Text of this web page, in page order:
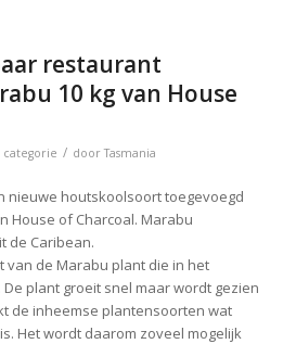
restaurant
10 kg van House
categorie / doorTasmania
nieuwe houtskoolsoort toegevoegd
House of Charcoal. Marabu
de Caribean.
van de Marabu plant die in het
plant groeit snel maar wordt gezien
de inheemse plantensoorten wat
Het wordt daarom zoveel mogelijk